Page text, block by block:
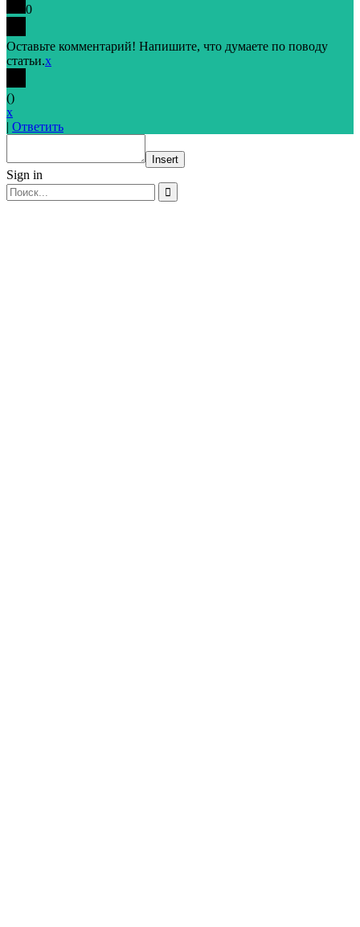
0
Оставьте комментарий! Напишите, что думаете по поводу
статьи.x
()
x
| Ответить
Insert
Sign in